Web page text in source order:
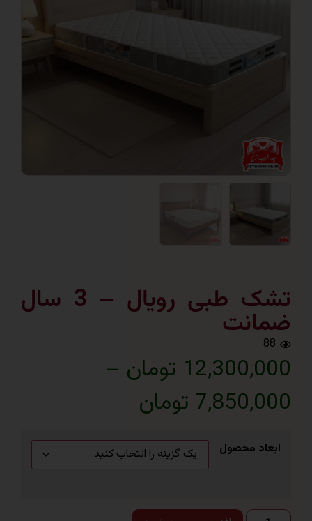
تشک طبی رویال – 3 سال
تومان
–
تومان
محصول